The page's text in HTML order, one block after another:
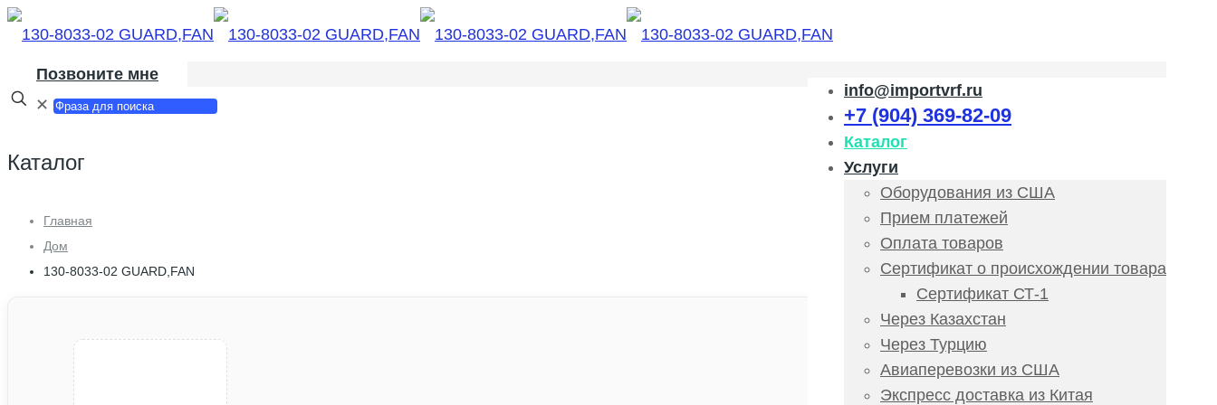
info@importvrf.ru
+7 (904) 369-82-09
Каталог
Услуги
Оборудования из США
Прием платежей
Оплата товаров
Сертификат о происхождении товара
Сертификат СТ-1
Через Казахстан
Через Турцию
Авиаперевозки из США
Экспресс доставка из Китая
Позвоните мне
✕
Каталог
Главная
Дом
130-8033-02 GUARD,FAN